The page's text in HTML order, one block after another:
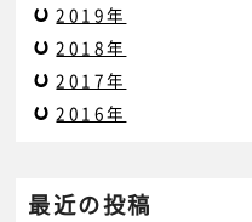
2019年
2018年
2017年
2016年
最近の投稿